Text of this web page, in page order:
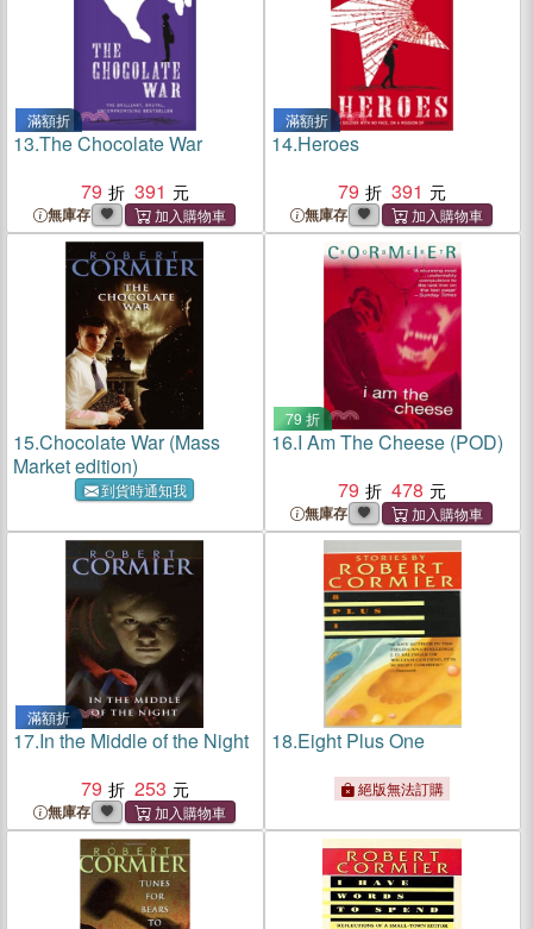
滿額折
13.The Chocolate War
79
391
無庫存
滿額折
14.Heroes
79
391
無庫存
15.Chocolate War (Mass
Market edition)
到貨時通知我
79 折
16.I Am The Cheese (POD)
79
478
無庫存
滿額折
17.In the Middle of the Night
79
253
無庫存
18.Eight Plus One
絕版無法訂購